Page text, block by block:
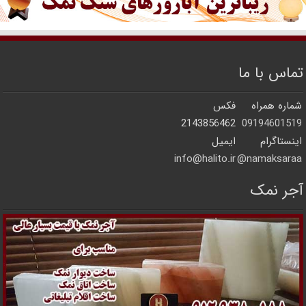
تماس با ما
شماره همراه
فکس
09194601519
2143856462
اینستاگرام
ایمیل
namaksaraa@
info@halito.ir
آجر نمک